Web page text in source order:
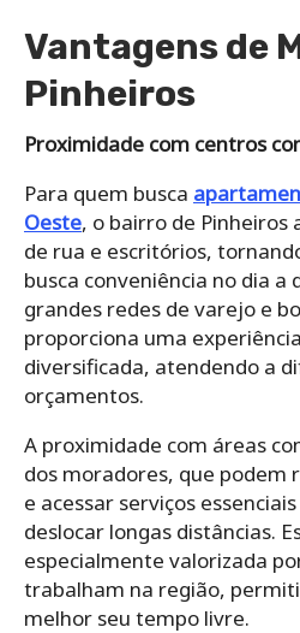
Vantagens de
Pinheiros
Proximidade com centros
Para quem busca
Oeste, o bairro de Pinheiros
de rua e escritórios,
busca conveniência no dia a
grandes redes de varejo e
proporciona uma
diversificada, atendendo a
orçamentos.
A proximidade com áreas
dos moradores, que podem
e acessar serviços
deslocar longas distâncias.
especialmente valorizada
trabalham na região,
melhor seu tempo livre.